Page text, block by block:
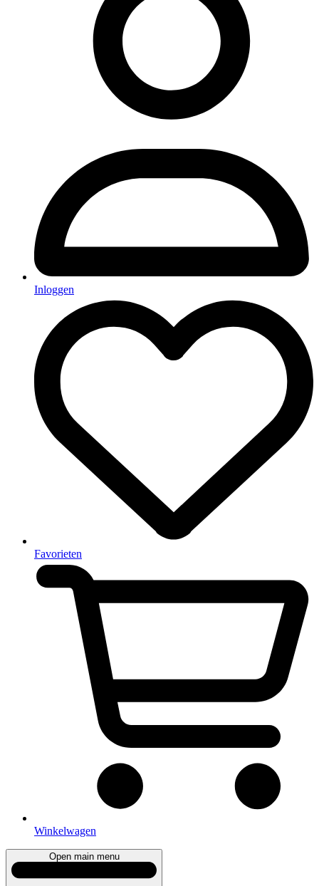
Inloggen
Favorieten
Winkelwagen
Open main menu